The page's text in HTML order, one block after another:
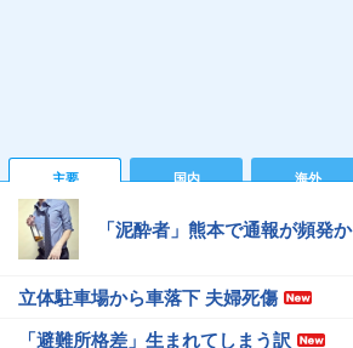
主要 国内 海外
「泥酔者」熊本で通報が頻発か
立体駐車場から車落下 夫婦死傷
「避難所格差」生まれてしまう訳